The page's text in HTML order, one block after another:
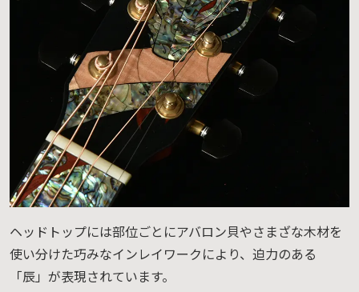
ヘッドトップには部位ごとにアバロン貝やさまざな木材を
使い分けた巧みなインレイワークにより、迫力のある
「辰」が表現されています。